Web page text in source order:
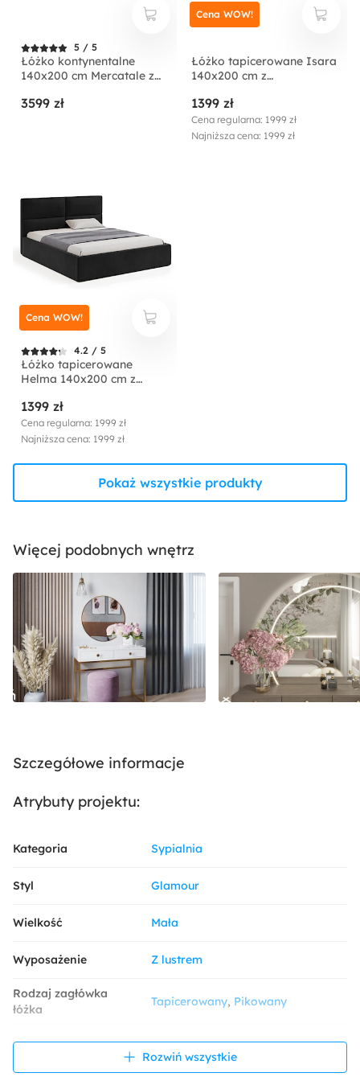
5 / 5
Łóżko kontynentalne
140x200 cm Mercatale z
3599 zł
Łóżko tapicerowane Isara
140x200 cm z
welur
1399 zł
Cena regularna: 1999 zł
Najniższa cena: 1999 zł
Cena WOW!
4.2 / 5
Łóżko tapicerowane
Helma 140x200 cm z
1399 zł
Cena regularna: 1999 zł
Najniższa cena: 1999 zł
Cena WOW!
Pokaż wszystkie produkty
Więcej podobnych wnętrz
Szczegółowe informacje
Atrybuty projektu:
Kategoria Sypialnia
Styl Glamour
Wielkość Mała
Wyposażenie Z lustrem
Rodzaj zagłówka
łóżka
Tapicerowany Pikowany
Kolor ścian Szary
Dekoracja i
Rozwiń wszystkie